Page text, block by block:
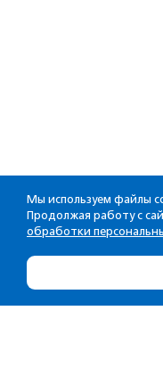
Мы используем файлы
Продолжая работу с
обработки